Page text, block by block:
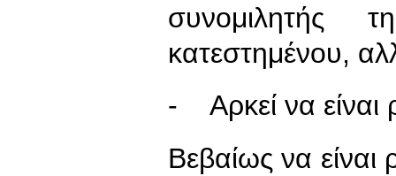
κατεστημένου,
- Αρκεί να είναι
Βεβαίως να είναι